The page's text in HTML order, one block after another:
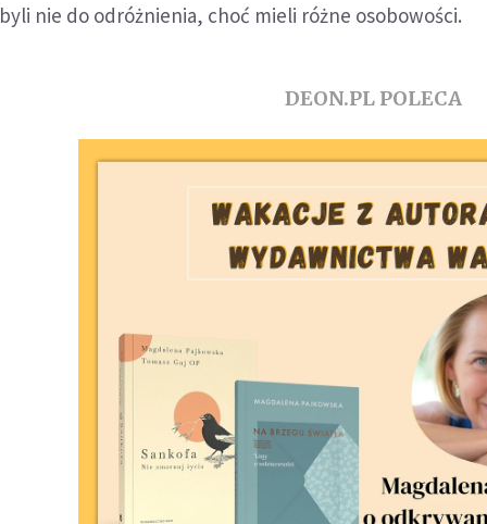
byli nie do odróżnienia, choć mieli różne osobowości.
DEON.PL POLECA